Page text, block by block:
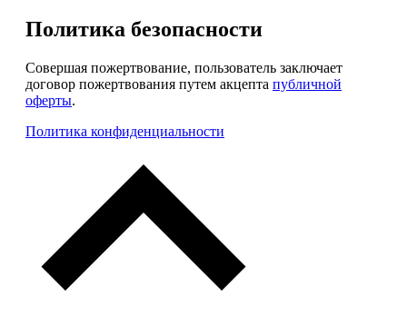
Политика безопасности
Совершая пожертвование, пользователь заключает
договор пожертвования путем акцепта публичной
оферты.
Политика конфиденциальности